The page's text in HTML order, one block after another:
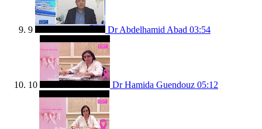
9 Dr Abdelhamid Abad 03:54
10 Dr Hamida Guendouz 05:12